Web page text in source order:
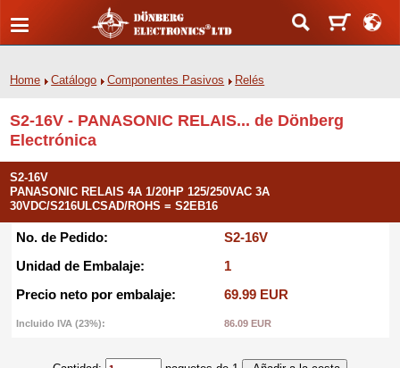
Home Catálogo Componentes Pasivos Relés
S2-16V - PANASONIC RELAIS... de Dönberg
Electrónica
S2-16V
PANASONIC RELAIS 4A 1/20HP 125/250VAC 3A
30VDC/S216ULCSAD/ROHS = S2EB16
No. de Pedido:
S2-16V
Unidad de Embalaje:
1
Precio neto por embalaje:
69.99 EUR
Incluido IVA (23%): 86.09 EUR